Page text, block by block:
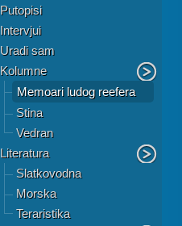
Putopisi
Intervjui
Uradi sam
Kolumne
Memoari ludog reefera
Stina
Vedran
Literatura
Slatkovodna
Morska
Teraristika